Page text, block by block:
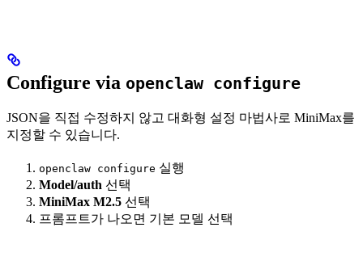
Configure via openclaw configure
JSON을 직접 수정하지 않고 대화형 설정 마법사로 MiniMax를
지정할 수 있습니다.
openclaw configure 실행
Model/auth 선택
MiniMax M2.5 선택
프롬프트가 나오면 기본 모델 선택